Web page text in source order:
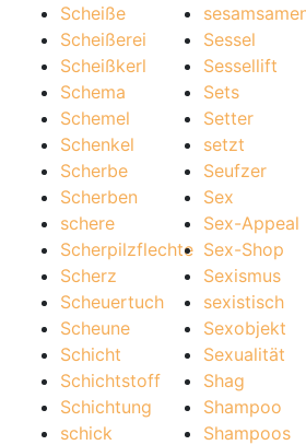
Scheiße
Scheißerei
Scheißkerl
Schema
Schemel
Schenkel
Scherbe
Scherben
schere
Scherpilzflechte
Scherz
Scheuertuch
Scheune
Schicht
Schichtstoff
Schichtung
schick
Sessel
Sessellift
Sets
Setter
setzt
Seufzer
Sex
Sex-Appeal
Sex-Shop
Sexismus
sexistisch
Sexobjekt
Sexualität
Shag
Shampoo
Shampoos